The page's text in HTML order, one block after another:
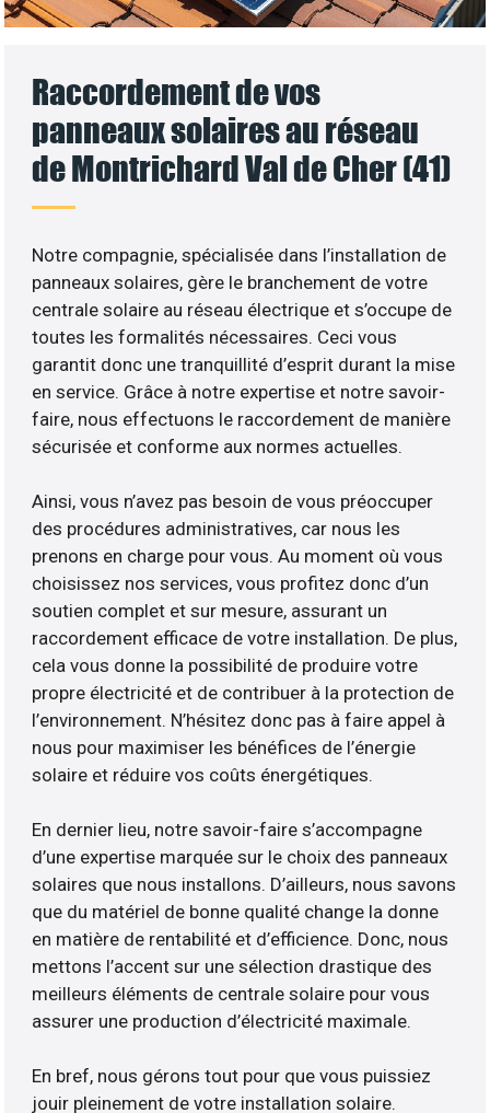
Raccordement de vos
panneaux solaires au réseau
de Montrichard Val de Cher (41)
Notre compagnie, spécialisée dans l’installation de
panneaux solaires, gère le branchement de votre
centrale solaire au réseau électrique et s’occupe de
toutes les formalités nécessaires. Ceci vous
garantit donc une tranquillité d’esprit durant la mise
en service. Grâce à notre expertise et notre savoir-
faire, nous effectuons le raccordement de manière
sécurisée et conforme aux normes actuelles.
Ainsi, vous n’avez pas besoin de vous préoccuper
des procédures administratives, car nous les
prenons en charge pour vous. Au moment où vous
choisissez nos services, vous profitez donc d’un
soutien complet et sur mesure, assurant un
raccordement efficace de votre installation. De plus,
cela vous donne la possibilité de produire votre
propre électricité et de contribuer à la protection de
l’environnement. N’hésitez donc pas à faire appel à
nous pour maximiser les bénéfices de l’énergie
solaire et réduire vos coûts énergétiques.
En dernier lieu, notre savoir-faire s’accompagne
d’une expertise marquée sur le choix des panneaux
solaires que nous installons. D’ailleurs, nous savons
que du matériel de bonne qualité change la donne
en matière de rentabilité et d’efficience. Donc, nous
mettons l’accent sur une sélection drastique des
meilleurs éléments de centrale solaire pour vous
assurer une production d’électricité maximale.
En bref, nous gérons tout pour que vous puissiez
jouir pleinement de votre installation solaire.